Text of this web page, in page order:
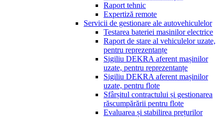
Raport tehnic
Expertiză remote
Servicii de gestionare ale autovehiculelor
Testarea bateriei masinilor electrice
Raport de stare al vehiculelor uzate,
pentru reprezentanțe
Sigiliu DEKRA aferent mașinilor
uzate, pentru reprezentanțe
Sigiliu DEKRA aferent mașinilor
uzate, pentru flote
Sfârșitul contractului și gestionarea
răscumpărării pentru flote
Evaluarea și stabilirea prețurilor